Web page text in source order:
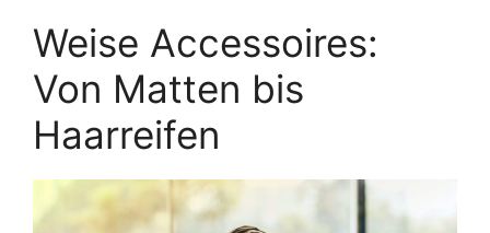
Weise Accessoires:
Von Matten bis
Haarreifen